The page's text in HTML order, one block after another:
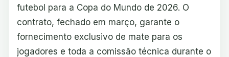
futebol para a Copa do Mundo de 2026. O
contrato, fechado em março, garante o
fornecimento exclusivo de mate para os
jogadores e toda a comissão técnica durante o